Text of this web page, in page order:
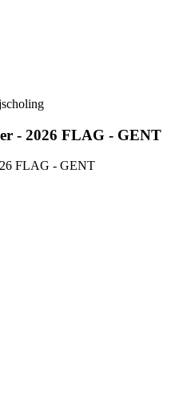
- 2026 FLAG - GENT
FLAG - GENT